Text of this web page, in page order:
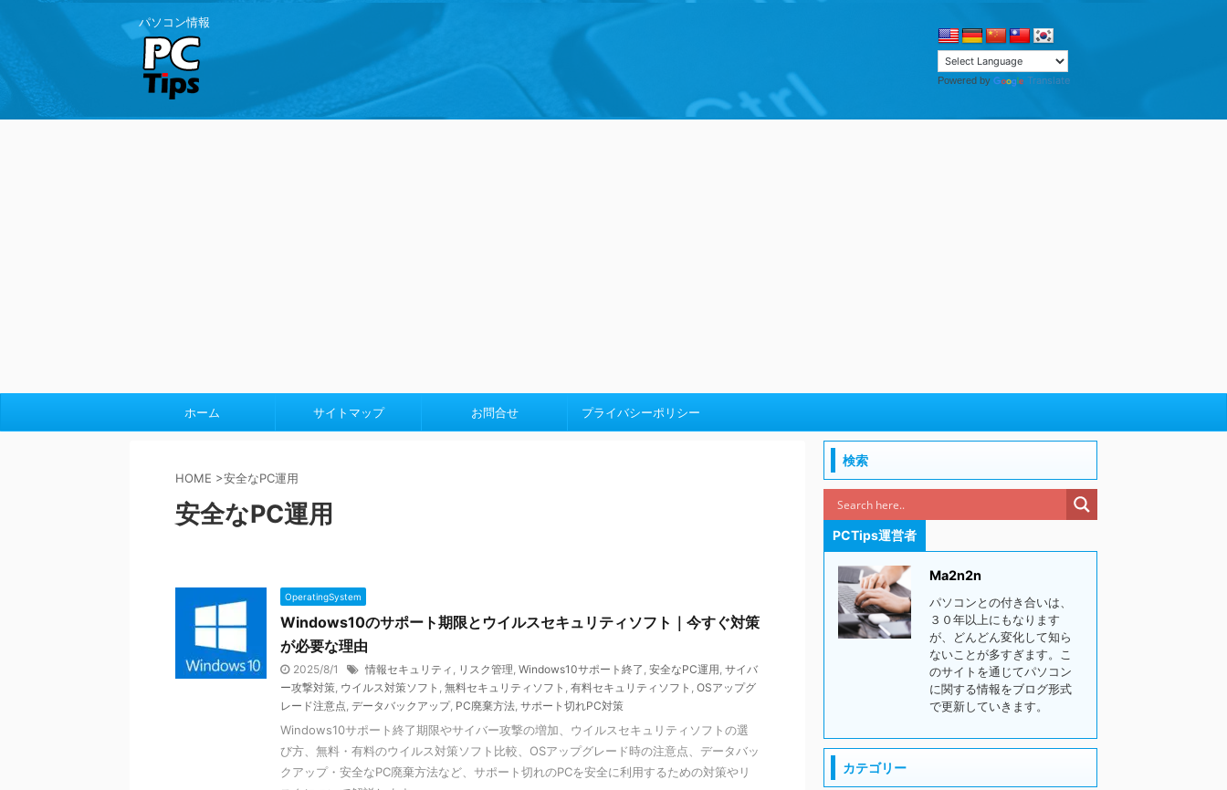
パソコン情報
Powered by Translate
ホーム サイトマップ お問合せ プライバシーポリシー
HOME >安全なPC運用
安全なPC運用
OperatingSystem
Windows10のサポート期限とウイルスセキュリティソフト｜今すぐ対策
が必要な理由
2025/8/1 情報セキュリティ , リスク管理, Windows10サポート終了 , 安全なPC運用, サイバ
ー攻撃対策, ウイルス対策ソフト , 無料セキュリティソフト , 有料セキュリティソフト , OSアップグ
レード注意点, データバックアップ, PC廃棄方法, サポート切れPC対策
Windows10サポート終了期限やサイバー攻撃の増加、ウイルスセキュリティソフトの選
び方、無料・有料のウイルス対策ソフト比較、OSアップグレード時の注意点、データバッ
クアップ・安全なPC廃棄方法など、サポート切れのPCを安全に利用するための対策やリ
検索
PCTips運営者
Ma2n2n
パソコンとの付き合いは、
３０年以上にもなります
が、どんどん変化して知ら
ないことが多すぎます。こ
のサイトを通じてパソコン
に関する情報をブログ形式
で更新していきます。
カテゴリー